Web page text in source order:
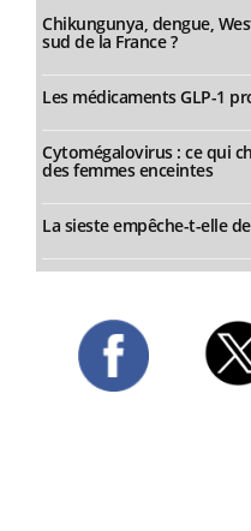
Chikungunya, dengue,
sud de la France ?
Les médicaments GLP-1
Cytomégalovirus : ce qui
des femmes enceintes
La sieste empêche-t-elle